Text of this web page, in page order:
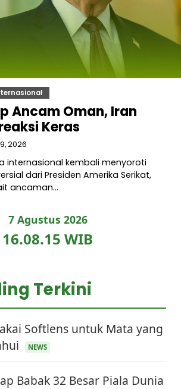
Ancam Oman, Iran
Keras
2026
internasional kembali menyoroti
dari Presiden Amerika Serikat,
ancaman…
7 Agustus 2026
16.08.16 WIB
Terkini
Softlens untuk Mata yang
NEWS
Babak 32 Besar Piala Dunia